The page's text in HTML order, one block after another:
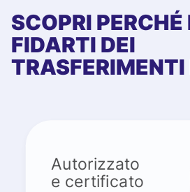
SCOPRI PERCHÉ
FIDARTI DEI
TRASFERIMENTI
Autorizzato
e certificato